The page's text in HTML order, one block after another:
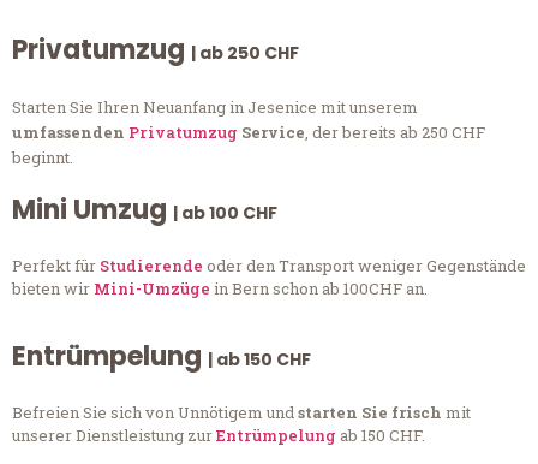
Privatumzug | ab 250 CHF
Starten Sie Ihren Neuanfang in Jesenice mit unserem
umfassenden Privatumzug Service, der bereits ab 250 CHF
beginnt.
Mini Umzug | ab 100 CHF
Perfekt für Studierende oder den Transport weniger Gegenstände
bieten wir Mini-Umzüge in Bern schon ab 100CHF an.
Entrümpelung | ab 150 CHF
Befreien Sie sich von Unnötigem undstarten Sie frisch mit
unserer Dienstleistung zurEntrümpelung ab 150 CHF.